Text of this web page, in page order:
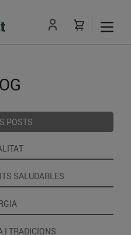
POSTS
SALUDABLES
I TRADICIONS